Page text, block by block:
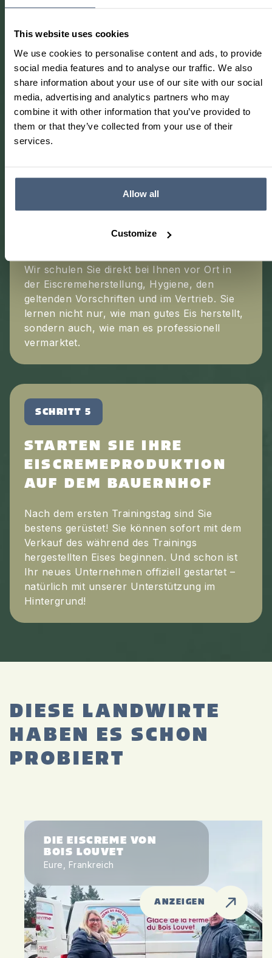
This website uses cookies
We use cookies to personalise content and ads, to provide
social media features and to analyse our traffic. We also
share information about your use of our site with our social
media, advertising and analytics partners who may
combine it with other information that you’ve provided to
them or that they’ve collected from your use of their
services.
Allow all
Customize
INSTALLATION
Sie erhalten alle benötigten Geräte und
Materialien. Wir sorgen für eine
fachgerechte Installation und eine praktische
Arbeitsplatzgestaltung, damit Sie sicher und
effizient loslegen können.
SCHRITT 4
UND VERTRIEB
Wir schulen Sie direkt bei Ihnen vor Ort in
der Eiscremeherstellung, Hygiene, den
geltenden Vorschriften und im Vertrieb. Sie
lernen nicht nur, wie man gutes Eis herstellt,
sondern auch, wie man es professionell
vermarktet.
SCHRITT 5
STARTEN SIE IHRE
EISCREMEPRODUKTION
AUF DEM BAUERNHOF
Nach dem ersten Trainingstag sind Sie
bestens gerüstet! Sie können sofort mit dem
Verkauf des während des Trainings
hergestellten Eises beginnen. Und schon ist
Ihr neues Unternehmen offiziell gestartet –
natürlich mit unserer Unterstützung im
Hintergrund!
DIESE LANDWIRTE
HABEN ES SCHON
PROBIERT
DIE EISCREME VON
BOIS LOUVET
Eure, Frankreich
ANZEIGEN